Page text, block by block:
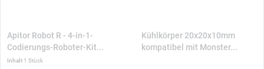
Apitor Robot R - 4-in-1-
Codierungs-Roboter-Kit...
Inhalt 1 Stück
Kühlkörper 20x20x10mm
kompatibel mit Monster...